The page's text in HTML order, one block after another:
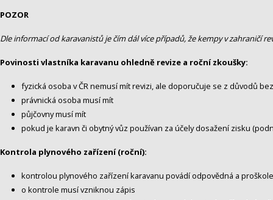
POZOR
Dle informací od karavanistů je čím dál více případů, že kempy v zahraničí
Povinosti vlastníka karavanu ohledně revize a roční zkoušky:
fyzická osoba v ČR nemusí mít revizi, ale doporučuje se z důvodů
právnická osoba musí mít
půjčovny musí mít
pokud je karavn či obytný vůz používan za účely dosažení zisku
Kontrola plynového zařízení (roční):
kontrolou plynového zařízení karavanu povádí odpovědná a
o kontrole musí vzniknou zápis